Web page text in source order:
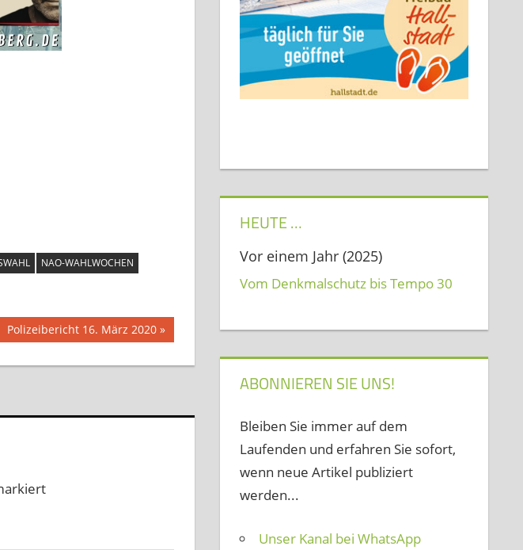
NAO-WAHLWOCHEN
Nächster
Beitrag:
Polizeibericht 16. März 2020
HEUTE …
Vor einem Jahr (2025)
Vom Denkmalschutz bis Tempo 30
ABONNIEREN SIE UNS!
Bleiben Sie immer auf dem
Laufenden und erfahren Sie sofort,
wenn neue Artikel publiziert
werden...
Unser Kanal bei WhatsApp